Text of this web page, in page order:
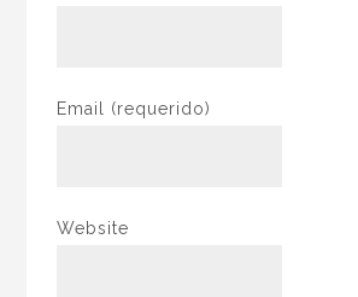
Email (requerido)
Website